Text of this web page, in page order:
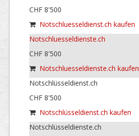
CHF 8'500
Notschluesseldienst.ch kaufen
Notschluesseldienste.ch
CHF 8'500
Notschluesseldienste.ch kaufen
Notschlüsseldienst.ch
CHF 8'500
Notschlüsseldienst.ch kaufen
Notschlüsseldienste.ch